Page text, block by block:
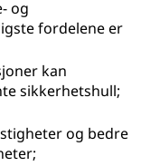
og
fordelene er
kan
sikkerhetshull;
og bedre